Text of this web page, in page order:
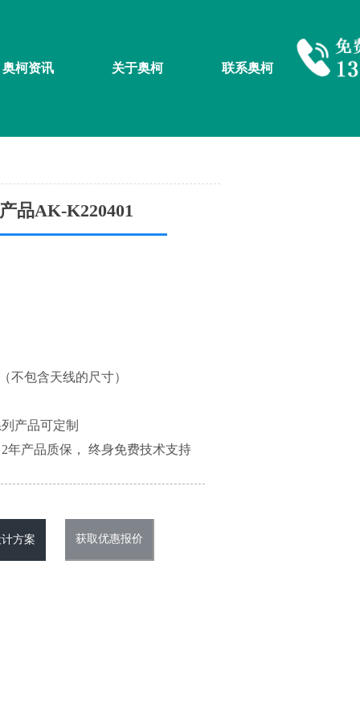
奥柯资讯 关于奥柯 联系奥柯
品AK-K220401
不包含天线的尺寸）
产品可定制
年产品质保， 终身免费技术支持
方案 获取优惠报价